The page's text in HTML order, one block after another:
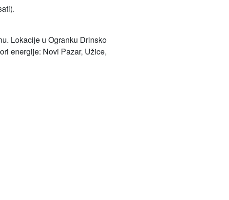
Lokacije u Ogranku Drinsko
energije: Novi Pazar, Užice,